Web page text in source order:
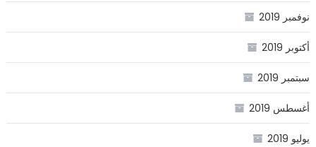
نوفمبر 2019
أكتوبر 2019
سبتمبر 2019
أغسطس 2019
يوليو 2019